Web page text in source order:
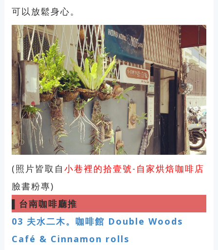
可以放鬆身心。
(照片皆取自 小巷裡的拾壹號-自家烘焙咖啡店
臉書粉專)
台南咖啡廳推
03 夫水二木。咖啡館 Double Woods
Café & Cinnamon rolls